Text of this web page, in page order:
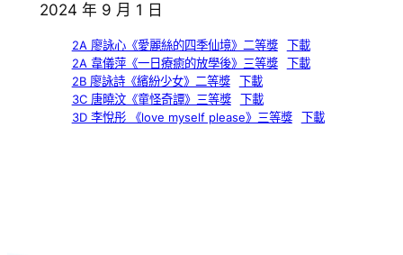
榮譽榜
2024 年 9 月 1 日
2A 廖詠心《愛麗絲的四季仙境》二等獎
下載
2A 韋儀萍《一日療癒的放學後》三等獎
下載
2B 廖詠詩《繽紛少女》二等獎
下載
3C 唐曉汶《童怪奇譚》三等獎
下載
3D 李悅彤 《love myself please》三等獎
下載